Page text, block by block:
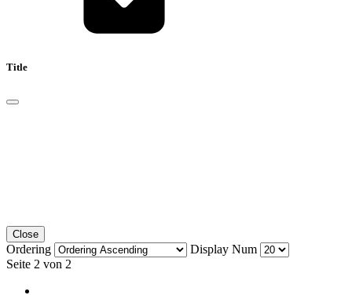
Title
Close
Ordering
Display Num
Seite 2 von 2